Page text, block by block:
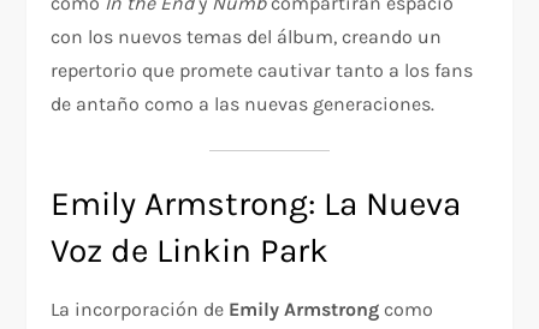
con los nuevos temas del álbum, creando un
repertorio que promete cautivar tanto a los fans
de antaño como a las nuevas generaciones.
Emily Armstrong: La Nueva
Voz de Linkin Park
La incorporación de Emily Armstrong como